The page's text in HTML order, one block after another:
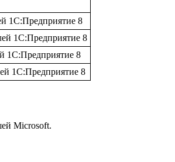
1С:Предприятие 8
1С:Предприятие 8
1С:Предприятие 8
1С:Предприятие 8
Microsoft.